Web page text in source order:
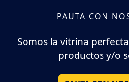
PAUTA CON
Somos la vitrina
productos y/o